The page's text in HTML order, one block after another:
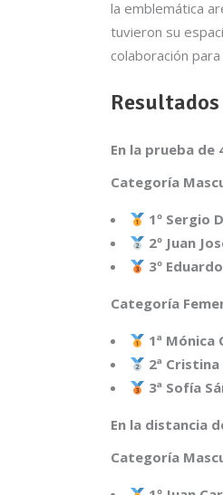
la emblemática
tuvieron su
colaboración
En la prueba de
Categoría
1º Sergio
2º Juan
3º
Categoría
1ª Mónica
2ª
3ª Sofía
En la distancia
Categoría